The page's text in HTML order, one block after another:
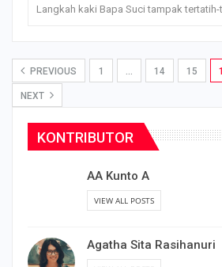
Langkah kaki Bapa Suci tampak tertatih-
PREVIOUS 1 … 14 15
NEXT
KONTRIBUTOR
AA Kunto A
VIEW ALL POSTS
Agatha Sita Rasihanuri